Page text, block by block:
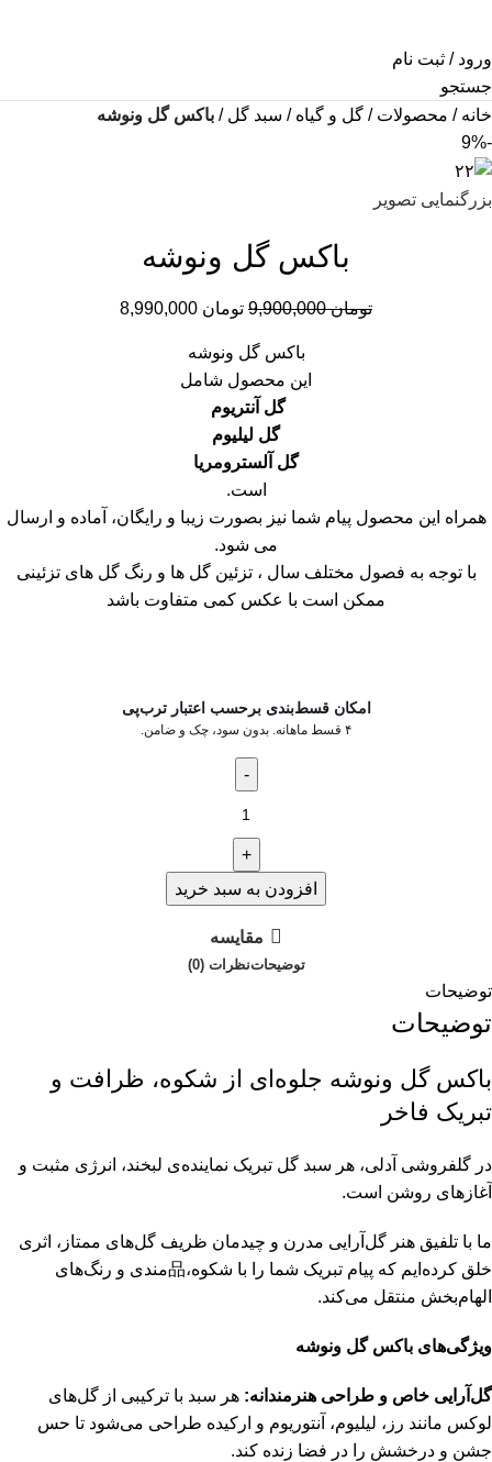
ورود / ثبت نام
جستجو
خانه
محصولات گل و گیاه سبد گل
باکس گل ونوشه
-9%
بزرگنمایی تصویر
باکس گل ونوشه
تومان9,900,000 تومان
باکس گل ونوشه
این محصول شامل
گل آنتریوم
گل لیلیوم
گل آلسترومریا
است.
همراه این محصول پیام شما نیز بصورت زیبا و رایگان، آماده و ارسال
می شود.
با توجه به فصول مختلف سال ، تزئین گل ها و رنگ گل های تزئینی
ممکن است با عکس کمی متفاوت باشد
امکان قسط‌بندی برحسب اعتبار ترب‌پی
۴ قسط ماهانه. بدون سود، چک و ضامن.
افزودن به سبد خرید
مقایسه
توضیحاتنظرات (0)
توضیحات
توضیحات
باکس گل ونوشه جلوه‌ای از شکوه، ظرافت و
تبریک فاخر
در گلفروشی آدلی، هر سبد گل تبریک نماینده‌ی لبخند، انرژی مثبت و
آغازهای روشن است.
ما با تلفیق هنر گل‌آرایی مدرن و چیدمان ظریف گل‌های ممتاز، اثری
خلق کرده‌ایم که پیام تبریک شما را با شکوه،品‌مندی و رنگ‌های
الهام‌بخش منتقل می‌کند.
ویژگی‌های باکس گل ونوشه
گل‌آرایی خاص و طراحی هنرمندانه: هر سبد با ترکیبی از گل‌های
لوکس مانند رز، لیلیوم، آنتوریوم و ارکیده طراحی می‌شود تا حس
جشن و درخشش را در فضا زنده کند.